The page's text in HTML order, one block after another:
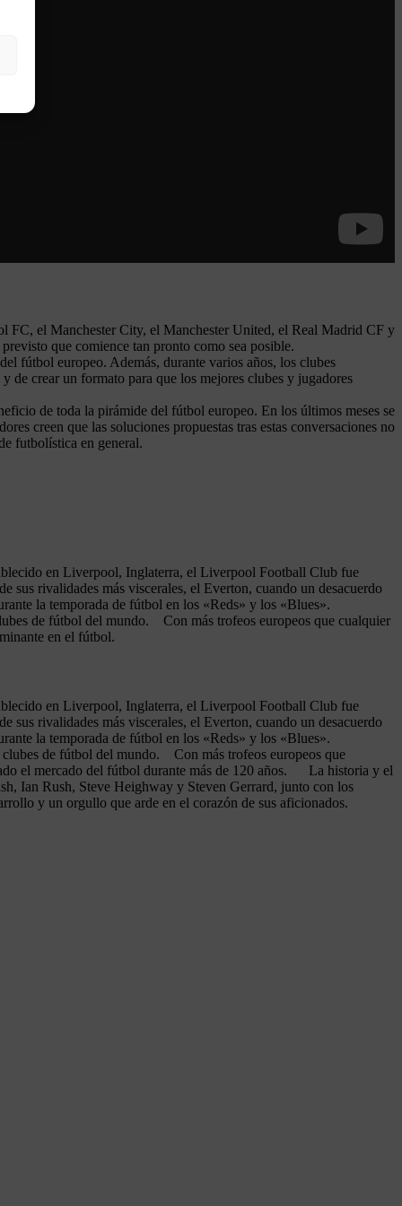
el Manchester City, el Manchester United, el Real Madrid CF y
que comience tan pronto como sea posible.
fútbol europeo. Además, durante varios años, los clubes
de crear un formato para que los mejores clubes y jugadores
de toda la pirámide del fútbol europeo. En los últimos meses se
creen que las soluciones propuestas tras estas conversaciones no
futbolística en general.
en Liverpool, Inglaterra, el Liverpool Football Club fue
rivalidades más viscerales, el Everton, cuando un desacuerdo
la temporada de fútbol en los «Reds» y los «Blues».
de fútbol del mundo. Con más trofeos europeos que cualquier
en el fútbol.
en Liverpool, Inglaterra, el Liverpool Football Club fue
rivalidades más viscerales, el Everton, cuando un desacuerdo
la temporada de fútbol en los «Reds» y los «Blues».
de fútbol del mundo. Con más trofeos europeos que
el mercado del fútbol durante más de 120 años. La historia y el
Ian Rush, Steve Heighway y Steven Gerrard, junto con los
y un orgullo que arde en el corazón de sus aficionados.